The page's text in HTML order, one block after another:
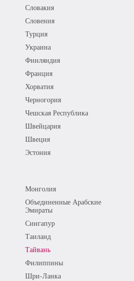
Словакия
Словения
Турция
Украина
Финляндия
Франция
Хорватия
Черногория
Чешская Республика
Швейцария
Швеция
Эстония
Монголия
Объединенные Арабские
Эмираты
Сингапур
Таиланд
Тайвань
Филиппины
Шри-Ланка